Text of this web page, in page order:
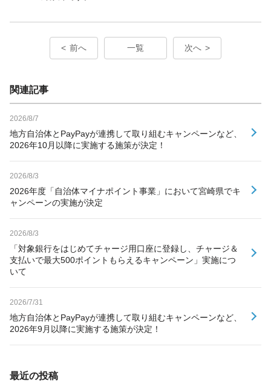
前へ 一覧 次へ
関連記事
2026/8/7
地方自治体とPayPayが連携して取り組むキャンペーンなど、
2026年10月以降に実施する施策が決定！
2026/8/3
2026年度「自治体マイナポイント事業」において宮崎県でキ
ャンペーンの実施が決定
2026/8/3
「対象銀行をはじめてチャージ用口座に登録し、チャージ＆
支払いで最大500ポイントもらえるキャンペーン」実施につ
いて
2026/7/31
地方自治体とPayPayが連携して取り組むキャンペーンなど、
2026年9月以降に実施する施策が決定！
最近の投稿